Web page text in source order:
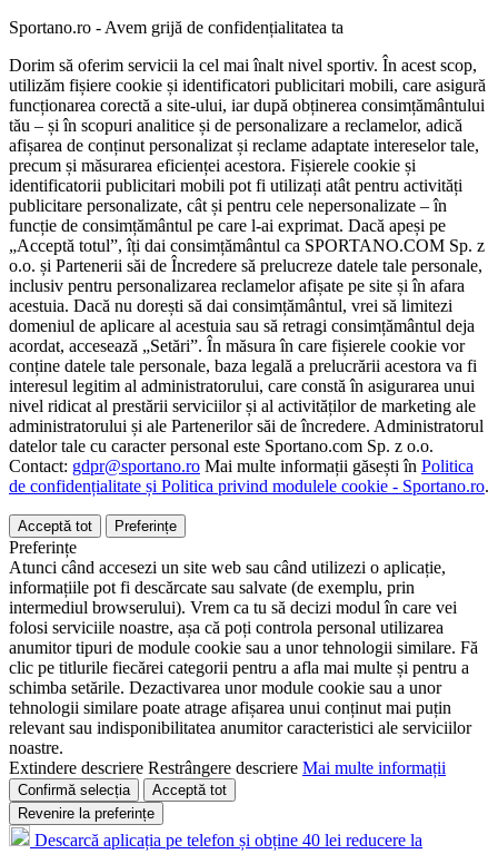
Sportano.ro - Avem grijă de confidențialitatea ta
Dorim să oferim servicii la cel mai înalt nivel sportiv. În acest scop,
utilizăm fișiere cookie și identificatori publicitari mobili, care asigură
funcționarea corectă a site-ului, iar după obținerea consimțământului
tău – și în scopuri analitice și de personalizare a reclamelor, adică
afișarea de conținut personalizat și reclame adaptate intereselor tale,
precum și măsurarea eficienței acestora. Fișierele cookie și
identificatorii publicitari mobili pot fi utilizați atât pentru activități
publicitare personalizate, cât și pentru cele nepersonalizate – în
funcție de consimțământul pe care l-ai exprimat. Dacă apeși pe
„Acceptă totul”, îți dai consimțământul ca SPORTANO.COM Sp. z
o.o. și Partenerii săi de Încredere să prelucreze datele tale personale,
inclusiv pentru personalizarea reclamelor afișate pe site și în afara
acestuia. Dacă nu dorești să dai consimțământul, vrei să limitezi
domeniul de aplicare al acestuia sau să retragi consimțământul deja
acordat, accesează „Setări”. În măsura în care fișierele cookie vor
conține datele tale personale, baza legală a prelucrării acestora va fi
interesul legitim al administratorului, care constă în asigurarea unui
nivel ridicat al prestării serviciilor și al activităților de marketing ale
administratorului și ale Partenerilor săi de încredere. Administratorul
datelor tale cu caracter personal este Sportano.com Sp. z o.o.
Contact: gdpr@sportano.ro Mai multe informații găsești în Politica
de confidențialitate și Politica privind modulele cookie - Sportano.ro.
Acceptă tot Preferințe
Preferințe
Atunci când accesezi un site web sau când utilizezi o aplicație,
informațiile pot fi descărcate sau salvate (de exemplu, prin
intermediul browserului). Vrem ca tu să decizi modul în care vei
folosi serviciile noastre, așa că poți controla personal utilizarea
anumitor tipuri de module cookie sau a unor tehnologii similare. Fă
clic pe titlurile fiecărei categorii pentru a afla mai multe și pentru a
schimba setările. Dezactivarea unor module cookie sau a unor
tehnologii similare poate atrage afișarea unui conținut mai puțin
relevant sau indisponibilitatea anumitor caracteristici ale serviciilor
noastre.
Extindere descriere Restrângere descriere Mai multe informații
Confirmă selecția
Acceptă tot
Revenire la preferințe
Descarcă aplicația pe telefon și obține 40 lei reducere la